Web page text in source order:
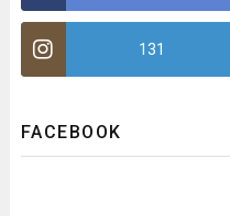
131
FACEBOOK